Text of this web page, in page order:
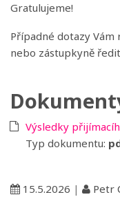
Gratulujeme!
Případné dotazy
nebo zástupkyně
Výsledky
Typ dokumentu:
15.5.2026 | Petr